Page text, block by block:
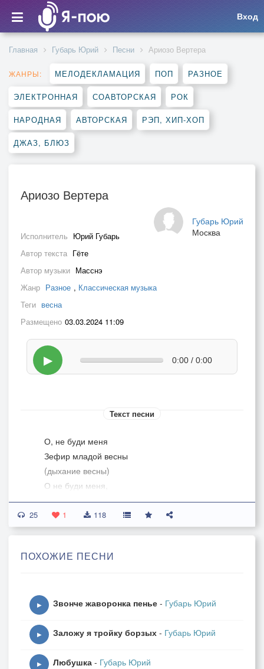
Вход
Главная Губарь Юрий Песни Ариозо Вертера
ЖАНРЫ: МЕЛОДЕКЛАМАЦИЯ ПОП РАЗНОЕ
ЭЛЕКТРОННАЯ СОАВТОРСКАЯ РОК
НАРОДНАЯ АВТОРСКАЯ РЭП, ХИП-ХОП
ДЖАЗ, БЛЮЗ
Ариозо Вертера
Губарь Юрий
Москва
Исполнитель Юрий Губарь
Автор текста Гёте
Автор музыки Масснэ
Жанр Разное , Классическая музыка
Теги весна
Размещено 03.03.2024 11:09
▶ 0:00 / 0:00
Текст песни
О, не буди меня
Зефир младой весны
(дыхание весны)
О не буди меня,
Навевая мне
Страсть и грёзы
Но, увы, пройдут счастья дни
О не буди меня,
И вот в долину к вам
Моей минувшей славы и значенья
Обо мне он вздохнёт
25 1 118
ПОХОЖИЕ ПЕСНИ
▶ Звонче жаворонка пенье - Губарь Юрий
▶ Заложу я тройку борзых - Губарь Юрий
▶ Любушка - Губарь Юрий